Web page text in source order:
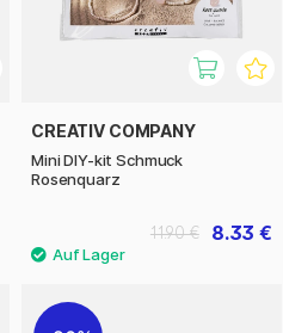
CREATIV COMPANY
Mini DIY-kit Schmuck
Rosenquarz
8.33 €
11.90 €